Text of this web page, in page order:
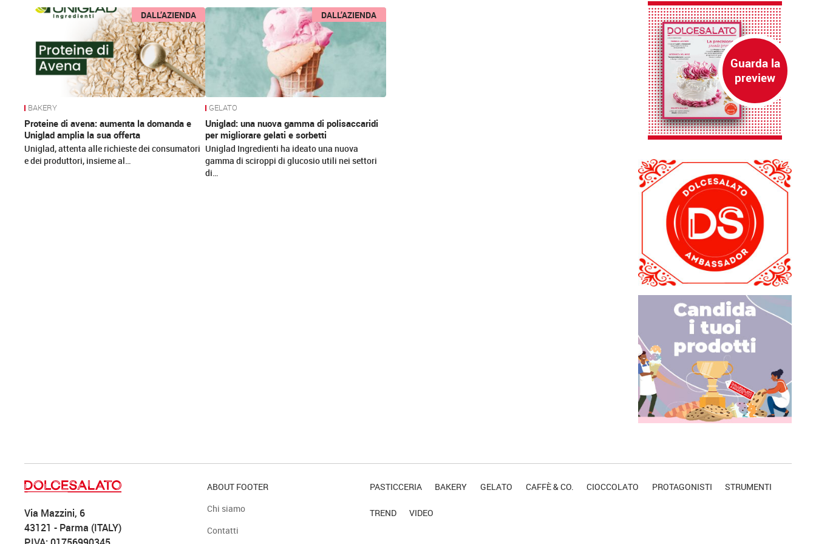
News DALL’AZIENDA
BAKERY
Proteine di avena: aumenta la domanda e
Uniglad amplia la sua offerta
Uniglad, attenta alle richieste dei consumatori
e dei produttori, insieme al…
DALL’AZIENDA
GELATO
Uniglad: una nuova gamma di polisaccaridi
per migliorare gelati e sorbetti
Uniglad Ingredienti ha ideato una nuova
gamma di sciroppi di glucosio utili nei settori
di…
Via Mazzini, 6
43121 - Parma (ITALY)
ABOUT FOOTER
Chi siamo
Contatti
PASTICCERIA BAKERY GELATO CAFFÈ & CO. CIOCCOLATO PROTAGONISTI STRUMENTI
TREND VIDEO